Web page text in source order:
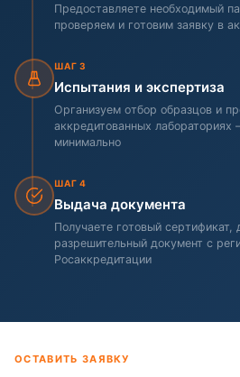
Предоставляете необходимый
проверяем и готовим заявку в
ШАГ 3
Испытания и экспертиза
Организуем отбор образцов и
аккредитованных
минимально
ШАГ 4
Выдача документа
Получаете готовый
разрешительный документ с
Росаккредитации
ОСТАВИТЬ ЗАЯВКУ